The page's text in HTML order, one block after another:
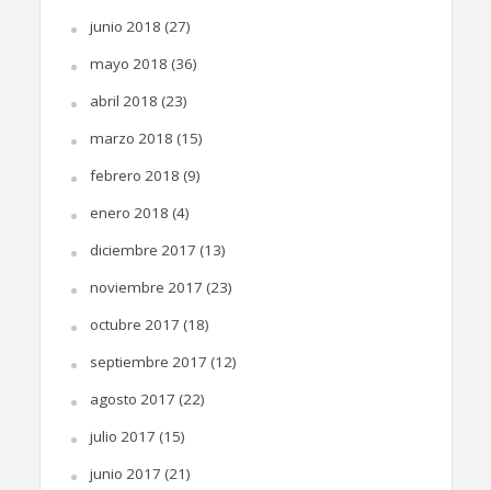
junio 2018 (27)
mayo 2018 (36)
abril 2018 (23)
marzo 2018 (15)
febrero 2018 (9)
enero 2018 (4)
diciembre 2017 (13)
noviembre 2017 (23)
octubre 2017 (18)
septiembre 2017 (12)
agosto 2017 (22)
julio 2017 (15)
junio 2017 (21)